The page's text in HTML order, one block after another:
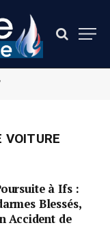
VOITURE
à Ifs :
Blessés,
Accident de